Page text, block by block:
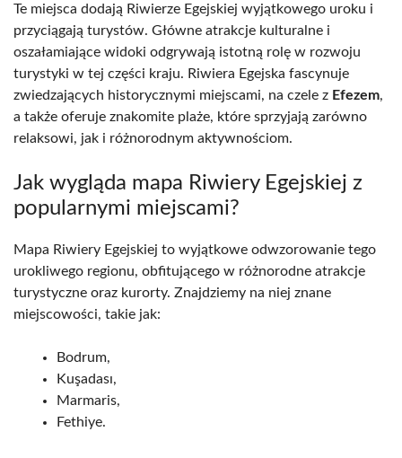
Te miejsca dodają Riwierze Egejskiej wyjątkowego uroku i
przyciągają turystów. Główne atrakcje kulturalne i
oszałamiające widoki odgrywają istotną rolę w rozwoju
turystyki w tej części kraju. Riwiera Egejska fascynuje
zwiedzających historycznymi miejscami, na czele z Efezem,
a także oferuje znakomite plaże, które sprzyjają zarówno
relaksowi, jak i różnorodnym aktywnościom.
Jak wygląda mapa Riwiery Egejskiej z
popularnymi miejscami?
Mapa Riwiery Egejskiej to wyjątkowe odwzorowanie tego
urokliwego regionu, obfitującego w różnorodne atrakcje
turystyczne oraz kurorty. Znajdziemy na niej znane
miejscowości, takie jak:
Bodrum,
Kuşadası,
Marmaris,
Fethiye.